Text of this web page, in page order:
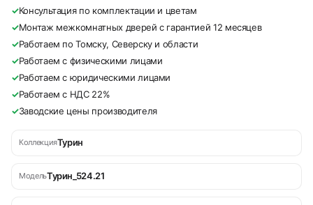
✓Консультация по комплектации и цветам
✓Монтаж межкомнатных дверей с гарантией 12 месяцев
✓Работаем по Томску, Северску и области
✓Работаем с физическими лицами
✓Работаем с юридическими лицами
✓Работаем с НДС 22%
✓Заводские цены производителя
КоллекцияТурин
МодельТурин_524.21